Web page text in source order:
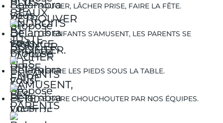
BOUGER, LÂCHER PRISE, FAIRE LA FÊTE.
LES ENFANTS S'AMUSENT, LES PARENTS SE
DÉTENDENT.
METTRE LES PIEDS SOUS LA TABLE.
SE FAIRE CHOUCHOUTER PAR NOS ÉQUIPES.